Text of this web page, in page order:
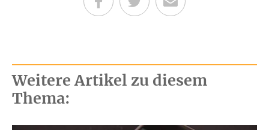
Teilen auf Facebook
Teilen auf Twitter
Per E-Mail senden
Weitere Artikel zu diesem
Thema: